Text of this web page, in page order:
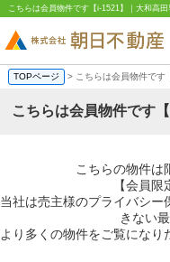
こちらは会員物件です【i-1521】｜大和高
TOPページ > こちらは会員物件です
こちらは会員物件です【
こちらの物件は
【会員限
当社は売主様のプライバシ
きない
より多くの物件をご覧になり